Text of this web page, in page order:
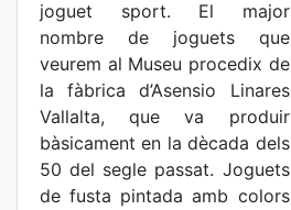
joguet sport. El major
nombre de joguets que
veurem al Museu procedix de
la fàbrica d’Asensio Linares
Vallalta, que va produir
bàsicament en la dècada dels
50 del segle passat. Joguets
de fusta pintada amb colors